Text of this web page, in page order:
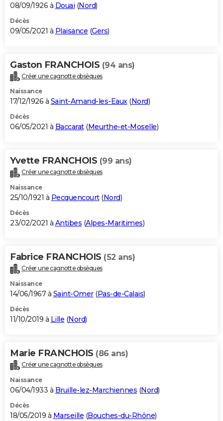
08/09/1926 à Douai (Nord)
Décès
09/05/2021 à Plaisance (Gers)
Gaston FRANCHOIS (94 ans)
Créer une cagnotte obsèques
Naissance
17/12/1926 à Saint-Amand-les-Eaux(Nord)
Décès
06/05/2021 à Baccarat(Meurthe-et-Moselle)
Yvette FRANCHOIS (99 ans)
Créer une cagnotte obsèques
Naissance
25/10/1921 à Pecquencourt(Nord)
Décès
23/02/2021 à Antibes (Alpes-Maritimes)
Fabrice FRANCHOIS (52 ans)
Créer une cagnotte obsèques
Naissance
14/06/1967 à Saint-Omer(Pas-de-Calais)
Décès
11/10/2019 à Lille (Nord)
Marie FRANCHOIS (86 ans)
Créer une cagnotte obsèques
Naissance
06/04/1933 à Bruille-lez-Marchiennes (Nord)
Décès
18/05/2019 à Marseille (Bouches-du-Rhône)